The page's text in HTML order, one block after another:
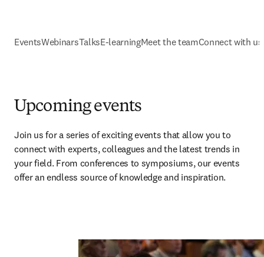
EventsWebinarsTalksE-learningMeet the teamConnect with us
Upcoming events
Join us for a series of exciting events that allow you to
connect with experts, colleagues and the latest trends in
your field. From conferences to symposiums, our events
offer an endless source of knowledge and inspiration.